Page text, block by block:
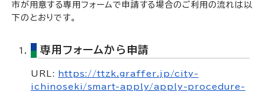
市が用意する専用フォームで申請する場合のご利用の流れは以
下のとおりです。
専用フォームから申請
URL:
https://ttzk.graffer.jp/city-
ichinoseki/smart-apply/apply-procedure-